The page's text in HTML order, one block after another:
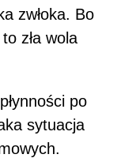
zwłoka. Bo
zła wola
po
sytuacja